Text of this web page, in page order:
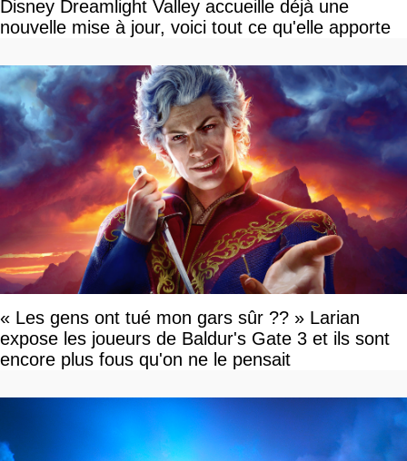
Disney Dreamlight Valley accueille déjà une
nouvelle mise à jour, voici tout ce qu'elle apporte
« Les gens ont tué mon gars sûr ?? » Larian
expose les joueurs de Baldur's Gate 3 et ils sont
encore plus fous qu'on ne le pensait